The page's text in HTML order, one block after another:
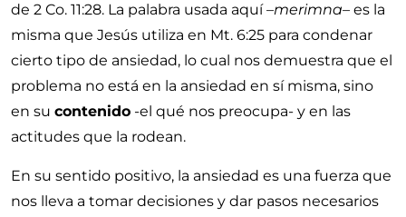
de 2 Co. 11:28. La palabra usada aquí –merimna– es la
misma que Jesús utiliza en Mt. 6:25 para condenar
cierto tipo de ansiedad, lo cual nos demuestra que el
problema no está en la ansiedad en sí misma, sino
en su contenido -el qué nos preocupa- y en las
actitudes que la rodean.
En su sentido positivo, la ansiedad es una fuerza que
nos lleva a tomar decisiones y dar pasos necesarios